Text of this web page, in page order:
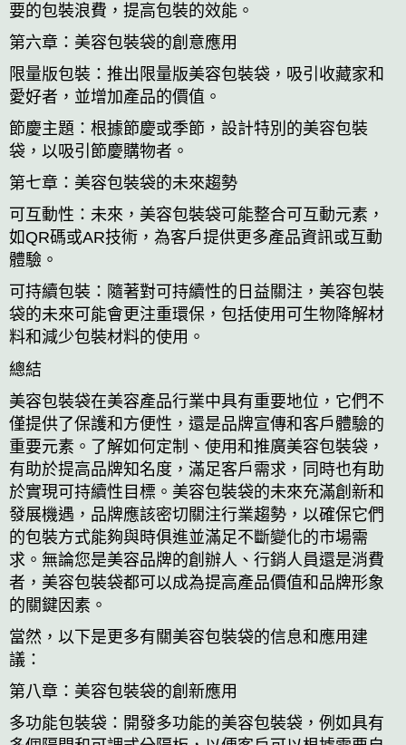
要的包裝浪費，提高包裝的效能。
第六章：美容包裝袋的創意應用
限量版包裝：推出限量版美容包裝袋，吸引收藏家和
愛好者，並增加產品的價值。
節慶主題：根據節慶或季節，設計特別的美容包裝
袋，以吸引節慶購物者。
第七章：美容包裝袋的未來趨勢
可互動性：未來，美容包裝袋可能整合可互動元素，
如QR碼或AR技術，為客戶提供更多產品資訊或互動
體驗。
可持續包裝：隨著對可持續性的日益關注，美容包裝
袋的未來可能會更注重環保，包括使用可生物降解材
料和減少包裝材料的使用。
總結
美容包裝袋在美容產品行業中具有重要地位，它們不
僅提供了保護和方便性，還是品牌宣傳和客戶體驗的
重要元素。了解如何定制、使用和推廣美容包裝袋，
有助於提高品牌知名度，滿足客戶需求，同時也有助
於實現可持續性目標。美容包裝袋的未來充滿創新和
發展機遇，品牌應該密切關注行業趨勢，以確保它們
的包裝方式能夠與時俱進並滿足不斷變化的市場需
求。無論您是美容品牌的創辦人、行銷人員還是消費
者，美容包裝袋都可以成為提高產品價值和品牌形象
的關鍵因素。
當然，以下是更多有關美容包裝袋的信息和應用建
議：
第八章：美容包裝袋的創新應用
多功能包裝袋：開發多功能的美容包裝袋，例如具有